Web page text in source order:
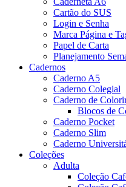
Cartão do SUS
Login e Senha
Marca Página e
Papel de Carta
Planejamento
Cadernos
Caderno A5
Caderno Colegial
Caderno de
Blocos de
Caderno Pocket
Caderno Slim
Caderno
Coleções
Adulta
Coleção